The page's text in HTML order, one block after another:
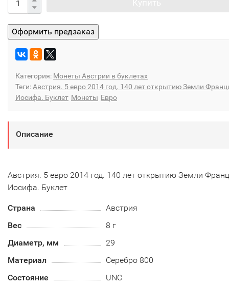
Категория: Монеты Австрии в буклетах
Теги:Австрия. 5 евро 2014 год. 140 лет открытию Земли
Иосифа. Буклет Монеты Евро
Описание
Австрия. 5 евро 2014 год. 140 лет открытию Земли
Иосифа. Буклет
Страна
Австрия
Вес
8 г
Диаметр, мм
29
Материал
Серебро 800
Состояние
UNC